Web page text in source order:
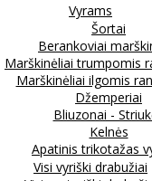
Vyrams
Šortai
Berankoviai
Marškinėliai trumpomis
Marškinėliai ilgomis
Džemperiai
Bliuzonai -
Kelnės
Apatinis trikotažas
Visi vyriški drabužiai